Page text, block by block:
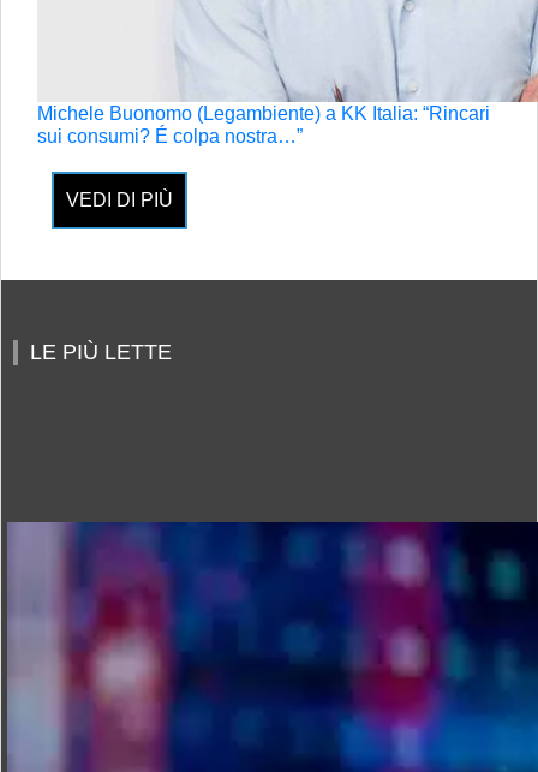
Michele Buonomo (Legambiente) a KK Italia: “Rincari
sui consumi? É colpa nostra…”
VEDI DI PIÙ
LE PIÙ LETTE